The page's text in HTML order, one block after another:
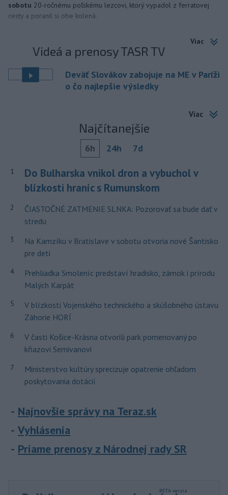
sobotu 20-ročnému poľskému lezcovi, ktorý vypadol z ferratovej
cesty a poranil si obe kolená.
Viac
Videá a prenosy TASR TV
Deväť Slovákov zabojuje na ME v Paríži
o čo najlepšie výsledky
Viac
Najčítanejšie
6h 24h 7d
1
Do Bulharska vnikol dron a vybuchol v
blízkosti hraníc s Rumunskom
2
ČIASTOČNÉ ZATMENIE SLNKA: Pozorovať sa bude dať v
stredu
3
Na Kamzíku v Bratislave v sobotu otvoria nové Šantisko
pre deti
4
Prehliadka Smoleníc predstaví hradisko, zámok i prírodu
Malých Karpát
5
V blízkosti Vojenského technického a skúšobného ústavu
Záhorie HORÍ
6
V časti Košice-Krásna otvorili park pomenovaný po
kňazovi Semivanovi
7
Ministerstvo kultúry sprecizuje opatrenie ohľadom
poskytovania dotácií
Najnovšie správy na Teraz.sk
Vyhlásenia
Priame prenosy z Národnej rady SR